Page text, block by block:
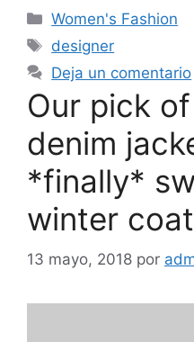
Categorías
Women's Fashion
Etiquetas
designer
Deja un comentario
Our pick
denim
*finally*
winter
13 mayo, 2018 por